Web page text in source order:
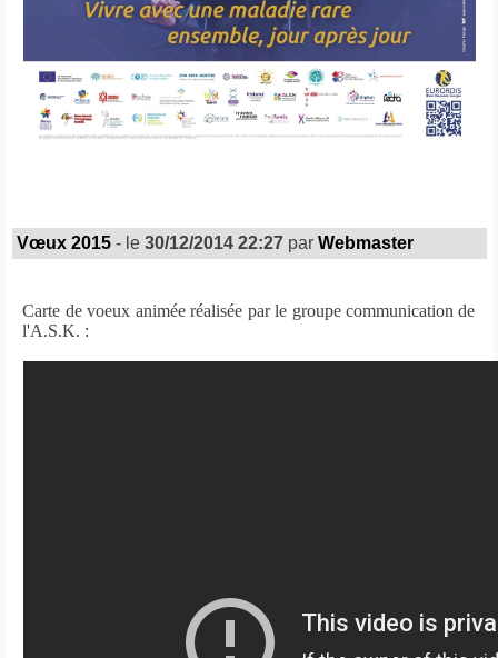
Vœux 2015 - le30/12/2014 22:27 parWebmaster
Carte de voeux animée réalisée par le groupe communication de
l'A.S.K. :